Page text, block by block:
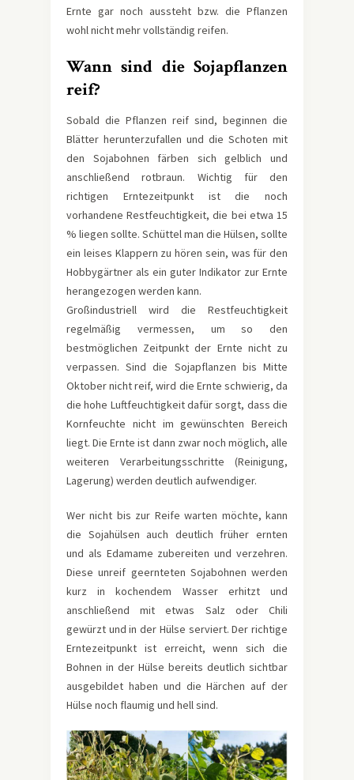
Ernte gar noch aussteht bzw. die Pflanzen
wohl nicht mehr vollständig reifen.
Wann sind die Sojapflanzen
reif?
Sobald die Pflanzen reif sind, beginnen die
Blätter herunterzufallen und die Schoten mit
den Sojabohnen färben sich gelblich und
anschließend rotbraun. Wichtig für den
richtigen Erntezeitpunkt ist die noch
vorhandene Restfeuchtigkeit, die bei etwa 15
% liegen sollte. Schüttel man die Hülsen, sollte
ein leises Klappern zu hören sein, was für den
Hobbygärtner als ein guter Indikator zur Ernte
herangezogen werden kann.
Großindustriell wird die Restfeuchtigkeit
regelmäßig vermessen, um so den
bestmöglichen Zeitpunkt der Ernte nicht zu
verpassen. Sind die Sojapflanzen bis Mitte
Oktober nicht reif, wird die Ernte schwierig, da
die hohe Luftfeuchtigkeit dafür sorgt, dass die
Kornfeuchte nicht im gewünschten Bereich
liegt. Die Ernte ist dann zwar noch möglich, alle
weiteren Verarbeitungsschritte (Reinigung,
Lagerung) werden deutlich aufwendiger.
Wer nicht bis zur Reife warten möchte, kann
die Sojahülsen auch deutlich früher ernten
und als Edamame zubereiten und verzehren.
Diese unreif geernteten Sojabohnen werden
kurz in kochendem Wasser erhitzt und
anschließend mit etwas Salz oder Chili
gewürzt und in der Hülse serviert. Der richtige
Erntezeitpunkt ist erreicht, wenn sich die
Bohnen in der Hülse bereits deutlich sichtbar
ausgebildet haben und die Härchen auf der
Hülse noch flaumig und hell sind.